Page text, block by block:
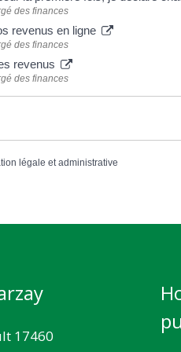
des finances
revenus en ligne
des finances
revenus
des finances
légale et administrative
17460